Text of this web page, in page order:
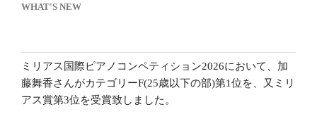
WHAT'S NEW
ミリアス国際ピアノコンペティション2026において、加
藤舞香さんがカテゴリーF(25歳以下の部)第1位を、又ミリ
アス賞第3位を受賞致しました。